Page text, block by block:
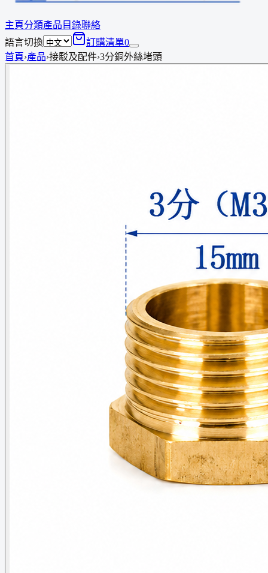
主頁分類產品 目錄聯絡
語言切換
訂購清單0
首頁›產品›接駁及配件›3分銅外絲堵頭